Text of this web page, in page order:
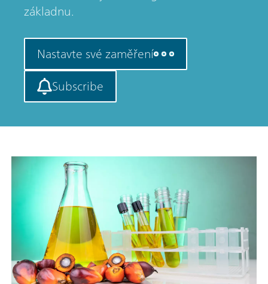
základnu.
Nastavte své zaměření
Subscribe